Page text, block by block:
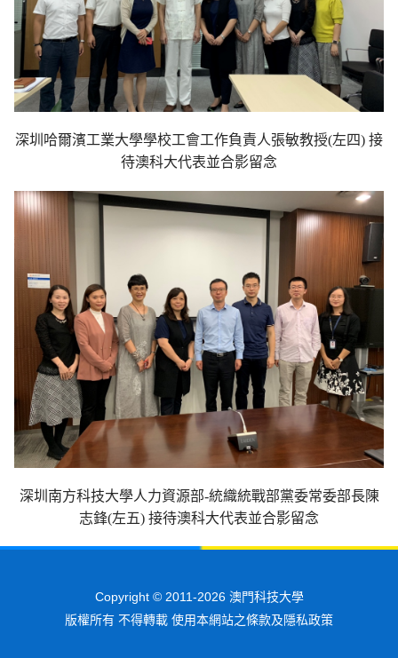
深圳哈爾濱工業大學學校工會工作負責人張敏教授(左四) 接
待澳科大代表並合影留念
深圳南方科技大學人力資源部-統織統戰部黨委常委部長陳
志鋒(左五) 接待澳科大代表並合影留念
Copyright © 2011-2026 澳門科技大學
版權所有 不得轉載 使用本網站之條款及隱私政策